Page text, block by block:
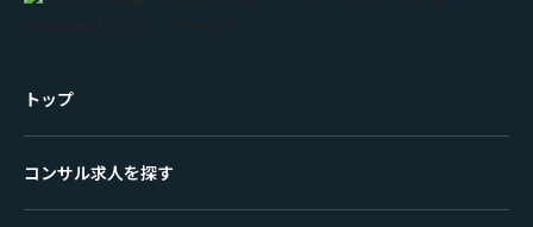
トップ
コンサル求人を探す